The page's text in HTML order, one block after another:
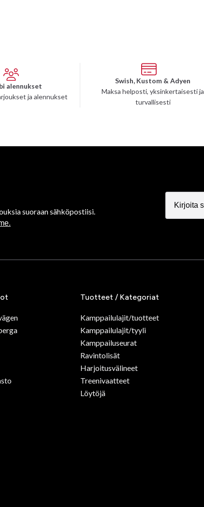
alennukset
ja alennukset
Swish, Kustom & Adyen
Maksa helposti, yksinkertaisesti ja
turvallisesti
suoraan sähköpostiisi.
Tuotteet / Kategoriat
Kamppailulajit/tuotteet
Kamppailulajit/tyyli
Kamppailuseurat
Ravintolisät
Harjoitusvälineet
Treenivaatteet
Löytöjä